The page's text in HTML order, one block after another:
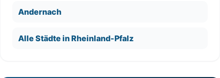
Andernach
Alle Städte in Rheinland-Pfalz